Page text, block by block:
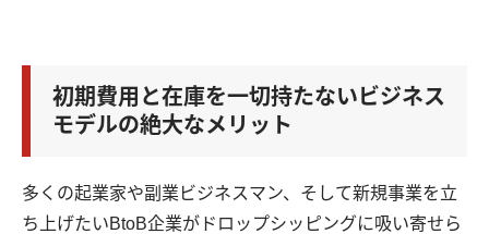
初期費用と在庫を一切持たないビジネス
モデルの絶大なメリット
多くの起業家や副業ビジネスマン、そして新規事業を立
ち上げたいBtoB企業がドロップシッピングに吸い寄せら